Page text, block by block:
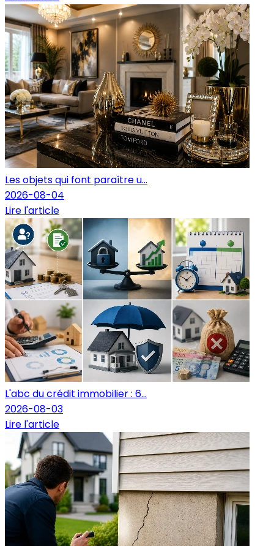
Les objets qui font paraître u...
2026-08-04
Lire l'article
L'abc du crédit immobilier : 6...
2026-08-03
Lire l'article